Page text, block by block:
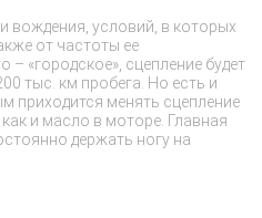
вождения, условий, в которых
от частоты ее
– «городское», сцепление будет
тыс. км пробега. Но есть и
приходится менять сцепление
и масло в моторе. Главная
держать ногу на